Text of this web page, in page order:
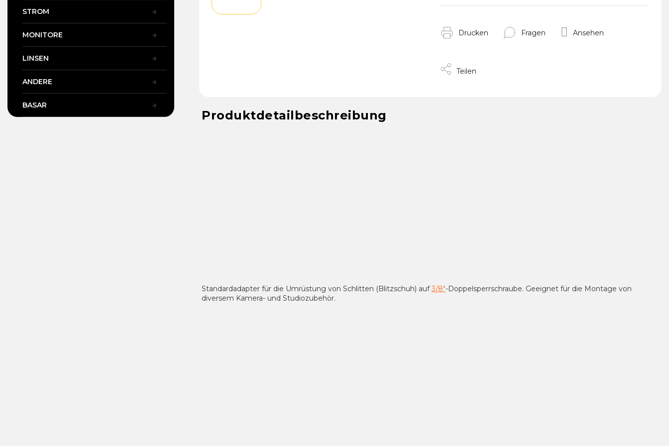
STROM
MONITORE
LINSEN
ANDERE
BASAR
Drucken Fragen Ansehen
Teilen
Produktdetailbeschreibung
Standardadapter für die Umrüstung von Schlitten (Blitzschuh) auf3/8"-Doppelsperrschraube. Geeignet für die Montage von
diversem Kamera- und Studiozubehör.